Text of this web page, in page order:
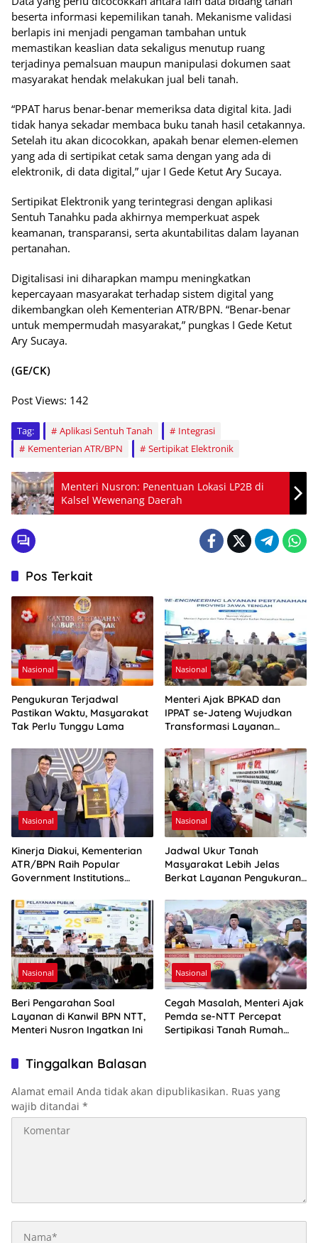
beserta informasi kepemilikan tanah. Mekanisme validasi
berlapis ini menjadi pengaman tambahan untuk
memastikan keaslian data sekaligus menutup ruang
terjadinya pemalsuan maupun manipulasi dokumen saat
masyarakat hendak melakukan jual beli tanah.
“PPAT harus benar-benar memeriksa data digital kita. Jadi
tidak hanya sekadar membaca buku tanah hasil cetakannya.
Setelah itu akan dicocokkan, apakah benar elemen-elemen
yang ada di sertipikat cetak sama dengan yang ada di
elektronik, di data digital,” ujar I Gede Ketut Ary Sucaya.
Sertipikat Elektronik yang terintegrasi dengan aplikasi
Sentuh Tanahku pada akhirnya memperkuat aspek
keamanan, transparansi, serta akuntabilitas dalam layanan
pertanahan.
Digitalisasi ini diharapkan mampu meningkatkan
kepercayaan masyarakat terhadap sistem digital yang
dikembangkan oleh Kementerian ATR/BPN. “Benar-benar
untuk mempermudah masyarakat,” pungkas I Gede Ketut
Ary Sucaya.
(GE/CK)
Post Views: 142
Tag: Aplikasi Sentuh Tanah
Integrasi
Kementerian ATR/BPN
Sertipikat Elektronik
Menteri Nusron: Penentuan Lokasi LP2B di
Kalsel Wewenang Daerah
Pos Terkait
Nasional
Pengukuran Terjadwal
Pastikan Waktu, Masyarakat
Tak Perlu Tunggu Lama
Nasional
Menteri Ajak BPKAD dan
IPPAT se-Jateng Wujudkan
Transformasi Layanan
Nasional
Kinerja Diakui, Kementerian
ATR/BPN Raih Popular
Government Institutions
Nasional
Jadwal Ukur Tanah
Masyarakat Lebih Jelas
Berkat Layanan Pengukuran
Nasional
Beri Pengarahan Soal
Layanan di Kanwil BPN NTT,
Menteri Nusron Ingatkan Ini
Nasional
Cegah Masalah, Menteri Ajak
Pemda se-NTT Percepat
Sertipikasi Tanah Rumah
Tinggalkan Balasan
Alamat email Anda tidak akan dipublikasikan. Ruas yang
wajib ditandai *